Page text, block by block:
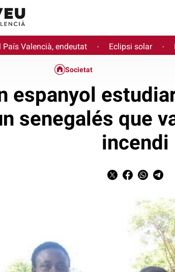
País Valencià, endeutat · Eclipsi solar ·
Societat
espanyol
senegalés que
incendi